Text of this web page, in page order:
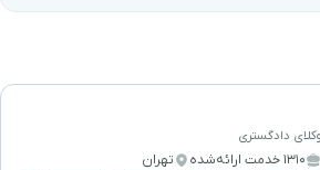
جستجو و انتخاب کنید
دادگستری
۱۳۱۰ خدمت ارائه‌شده تهران